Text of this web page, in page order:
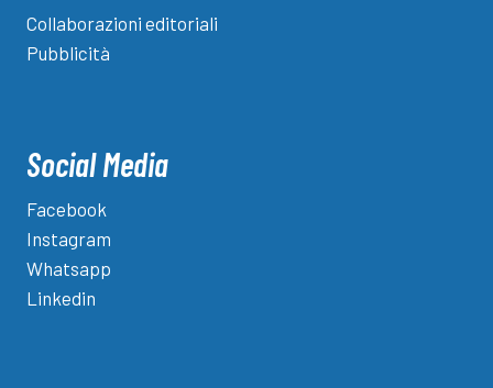
Collaborazioni editoriali
Pubblicità
Social Media
Facebook
Instagram
Whatsapp
Linkedin